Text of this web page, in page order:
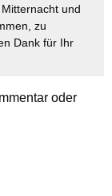
und
zu
Dank für Ihr
oder